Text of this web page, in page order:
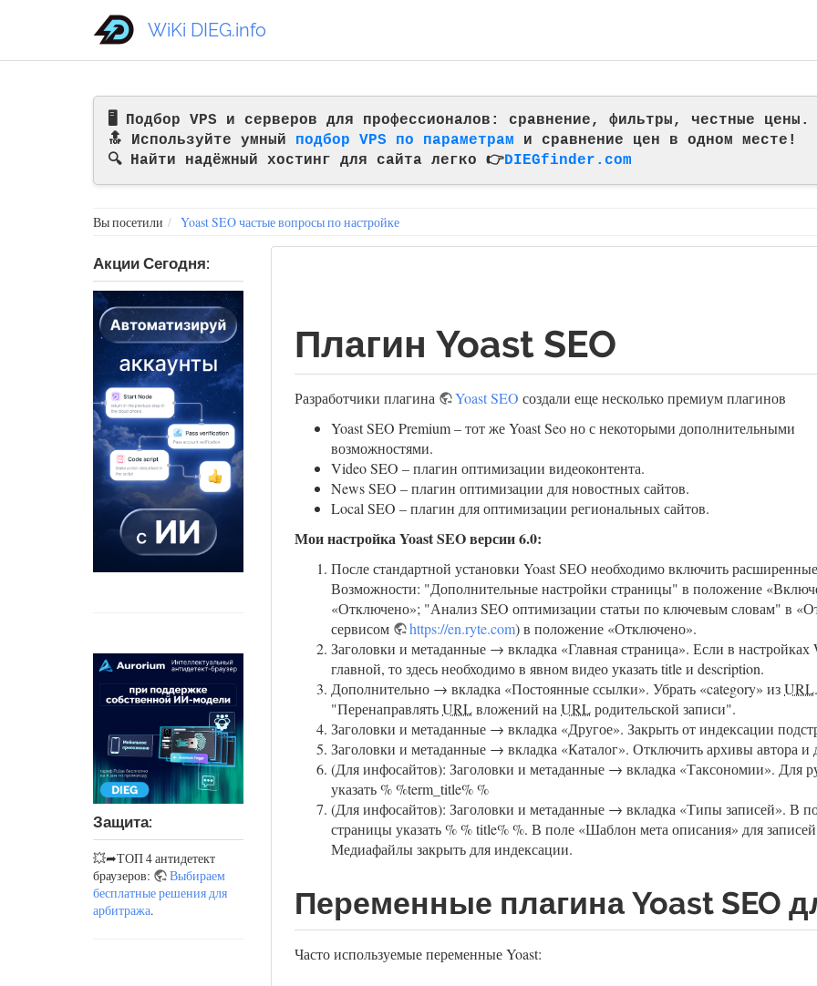
🖥️ Подбор VPS и серверов для профессионалов: сравнение, фильтры, честные цены.
🔝 Используйте умный подбор VPS по параметрам и сравнение цен в одном месте!
🔍 Найти надёжный хостинг для сайта легко 👉DIEGfinder.com
WiKi DIEG.info
Вы посетили Yoast SEO частые вопросы по настройке
Акции Сегодня:
Защита:
💥➦ТОП 4 антидетект
браузеров:
Выбираем
бесплатные решения для
арбитража.
Плагин Yoast SEO
Разработчики плагина Yoast SEO создали еще несколько премиум плагинов
Yoast SEO Premium – тот же Yoast Seo но с некоторыми дополнительными
возможностями.
Video SEO – плагин оптимизации видеоконтента.
News SEO – плагин оптимизации для новостных сайтов.
Local SEO – плагин для оптимизации региональных сайтов.
Мои настройка Yoast SEO версии 6.0:
После стандартной установки Yoast SEO необходимо включить
Возможности: "Дополнительные настройки страницы" в положение
«Отключено»; "Анализ SEO оптимизации статьи по ключевым словам" в
сервисом
https://en.ryte.com) в положение «Отключено».
Заголовки и метаданные → вкладка «Главная страница». Если в настройках
главной, то здесь необходимо в явном видео указать title и description.
Дополнительно → вкладка «Постоянные ссылки». Убрать «category» изURL
"ПеренаправлятьURLвложений на URLродительской записи".
Заголовки и метаданные → вкладка «Другое». Закрыть от индексации
Заголовки и метаданные → вкладка «Каталог». Отключить архивы автора и
(Для инфосайтов): Заголовки и метаданные → вкладка «Таксономии». Для
указать % %term_title% %
(Для инфосайтов): Заголовки и метаданные → вкладка «Типы записей». В
страницы указать % % title% %. В поле «Шаблон мета описания» для
Медиафайлы закрыть для индексации.
Переменные плагина Yoast SEO
Часто используемые переменные Yoast: